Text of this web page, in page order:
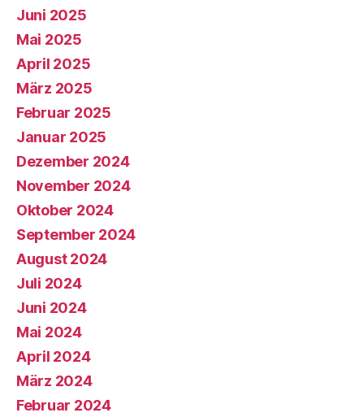
Juni 2025
Mai 2025
April 2025
März 2025
Februar 2025
Januar 2025
Dezember 2024
November 2024
Oktober 2024
September 2024
August 2024
Juli 2024
Juni 2024
Mai 2024
April 2024
März 2024
Februar 2024